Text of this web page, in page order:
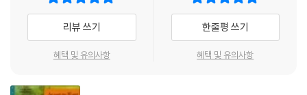
리뷰 쓰기
혜택 및 유의사항
한줄평 쓰기
혜택 및 유의사항